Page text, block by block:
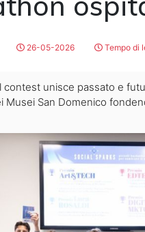
26-05-2026 Tempo di
unisce passato e
Musei San Domenico